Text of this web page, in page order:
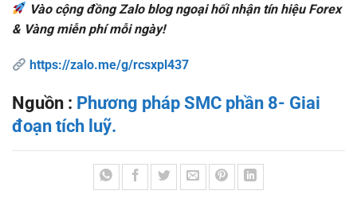
Vào cộng đồng Zalo blog ngoại hối nhận tín hiệu Forex
& Vàng miễn phí mỗi ngày!
https://zalo.me/g/rcsxpl437
Nguồn : Phương pháp SMC phần 8- Giai
đoạn tích luỹ.